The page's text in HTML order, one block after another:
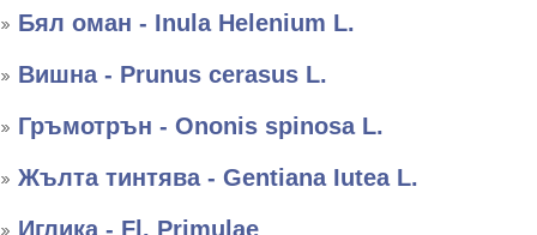
Бял оман - Inula Helenium L.
Вишна - Prunus cerasus L.
Гръмотрън - Ononis spinosa L.
Жълта тинтява - Gentiana Iutea L.
Иглика - Fl. Primulae